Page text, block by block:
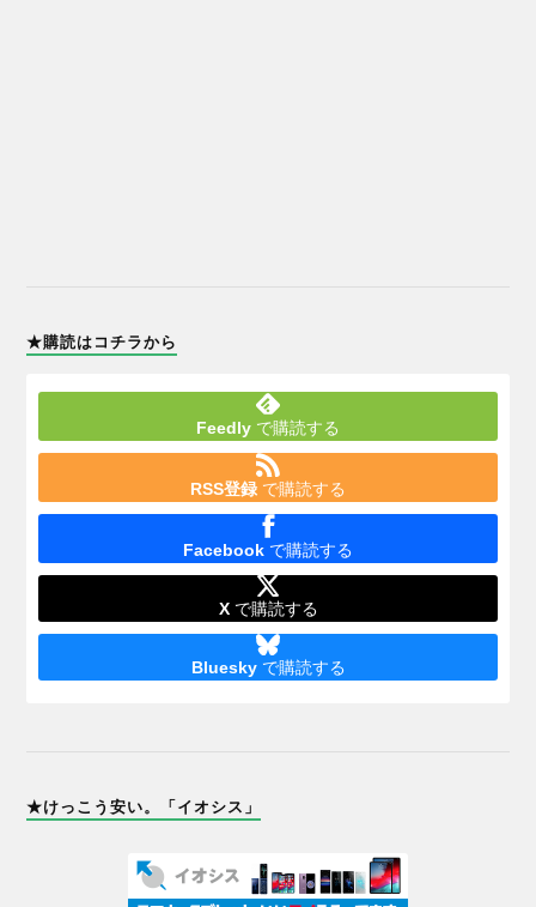
★購読はコチラから
Feedly で購読する
RSS登録 で購読する
Facebook で購読する
Xで購読する
Blueskyで購読する
★けっこう安い。「イオシス」